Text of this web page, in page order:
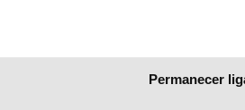
Permanecer